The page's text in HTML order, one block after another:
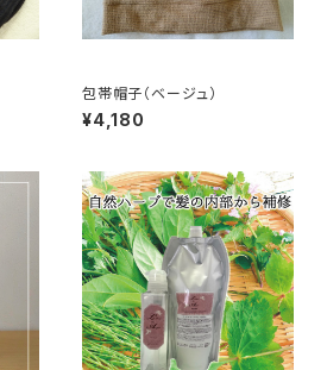
包帯帽子（ベージュ）
¥4,180